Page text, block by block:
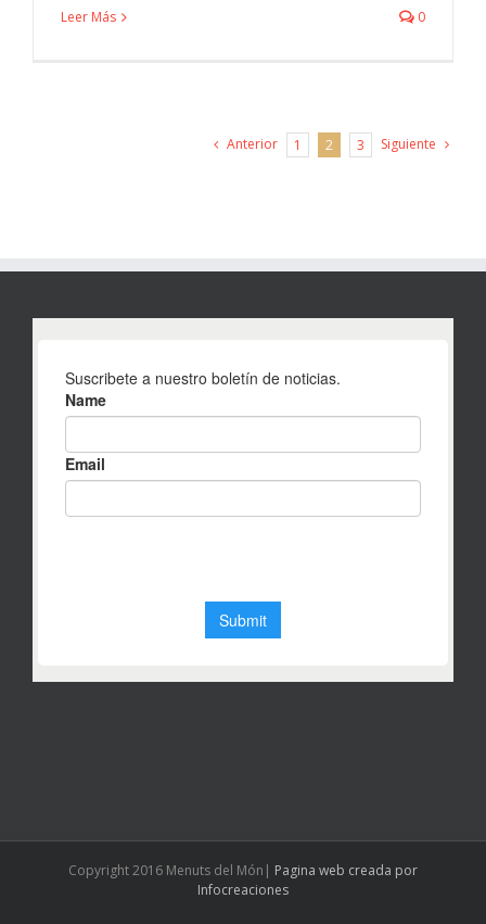
Leer Más 0
Anterior 1 2 3 Siguiente
Copyright 2016 Menuts del Món| Pagina web creada por
Infocreaciones